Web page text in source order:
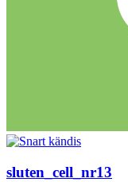
sluten_cell_nr13